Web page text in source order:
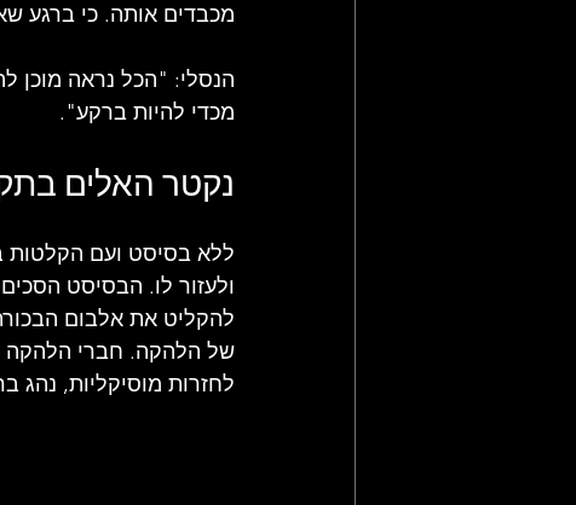
מכבדים אותה. כי ברגע
הנסלי: "הכל נראה מוכן
מכדי להיות ברקע".
נקטר האלים
ללא בסיסט ועם הקלטות
להקליט את אלבום
של הלהקה. חברי הלהקה
לחזרות מוסיקליות, נהג